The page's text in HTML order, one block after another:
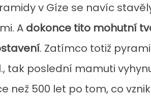
v Gíze se navíc
A dokonce tito mohutní
. Zatímco totiž
tak poslední mamuti
než 500 let po tom, co